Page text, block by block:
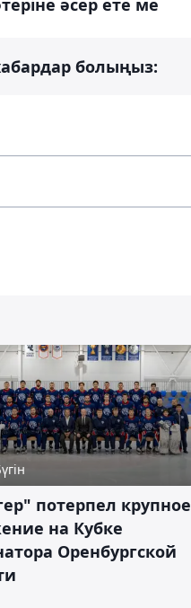
болыңыз:
потерпел крупное
на Кубке
Оренбургской